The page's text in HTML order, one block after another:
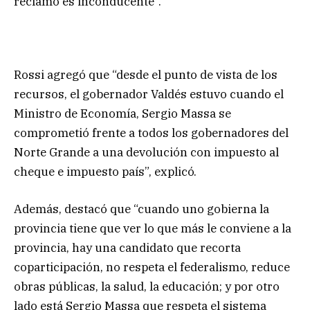
Rossi agregó que “desde el punto de vista de los
recursos, el gobernador Valdés estuvo cuando el
Ministro de Economía, Sergio Massa se
comprometió frente a todos los gobernadores del
Norte Grande a una devolución con impuesto al
cheque e impuesto país”, explicó.
Además, destacó que “cuando uno gobierna la
provincia tiene que ver lo que más le conviene a la
provincia, hay una candidato que recorta
coparticipación, no respeta el federalismo, reduce
obras públicas, la salud, la educación; y por otro
lado está Sergio Massa que respeta el sistema